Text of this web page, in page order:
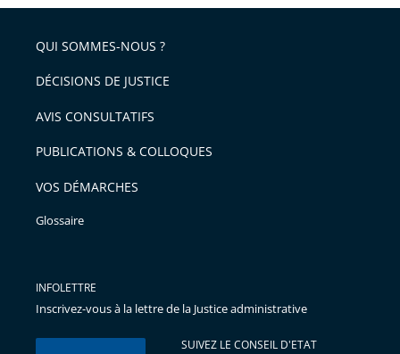
QUI SOMMES-NOUS ?
DÉCISIONS DE JUSTICE
AVIS CONSULTATIFS
PUBLICATIONS & COLLOQUES
VOS DÉMARCHES
Glossaire
INFOLETTRE
Inscrivez-vous à la lettre de la Justice administrative
SUIVEZ LE CONSEIL D'ETAT